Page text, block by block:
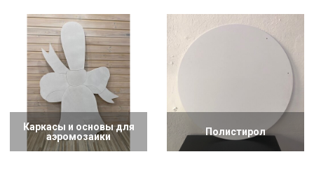
Каркасы и основы для
аэромозаики
Полистирол